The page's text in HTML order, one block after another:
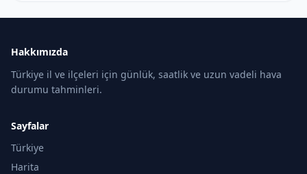
Hakkımızda
Türkiye il ve ilçeleri için günlük, saatlik ve uzun vadeli hava
durumu tahminleri.
Sayfalar
Türkiye
Harita